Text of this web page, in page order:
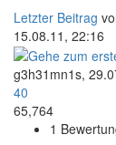
Letzter Beitrag
15.08.11, 22:16
g3h31mn1s,
40
65,764
1